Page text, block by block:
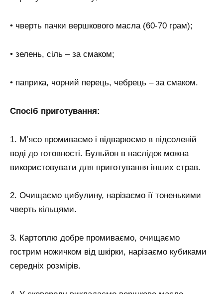
• чверть пачки вершкового масла (60-70 грам);
• зелень, сіль – за смаком;
• паприка, чорний перець, чебрець – за смаком.
Спосіб приготування:
1. М’ясо промиваємо і відварюємо в підсоленій
воді до готовності. Бульйон в наслідок можна
використовувати для приготування інших страв.
2. Очищаємо цибулину, нарізаємо її тоненькими
чверть кільцями.
3. Картоплю добре промиваємо, очищаємо
гострим ножичком від шкірки, нарізаємо кубиками
середніх розмірів.